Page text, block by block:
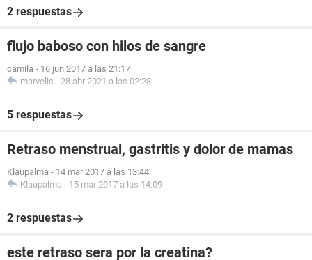
2 respuestas
flujo baboso con hilos de sangre
camila - 16 jun 2017 a las 21:17
marvelis - 28 abr 2021 a las 02:28
5 respuestas
Retraso menstrual, gastritis y dolor de mamas
Klaupalma - 14 mar 2017 a las 13:44
Klaupalma - 15 mar 2017 a las 14:09
2 respuestas
este retraso sera por la creatina?